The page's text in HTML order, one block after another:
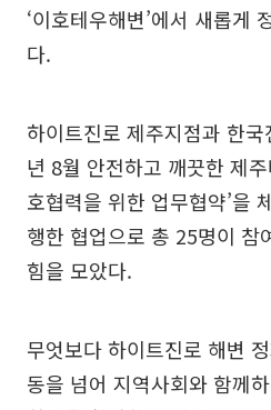
‘이호테우해변’에서 새롭게
다.
하이트진로 제주지점과 한
년 8월 안전하고 깨끗한 제
호협력을 위한 업무협약’을
행한 협업으로 총 25명이 참
힘을 모았다.
무엇보다 하이트진로 해변
동을 넘어 지역사회와 함께